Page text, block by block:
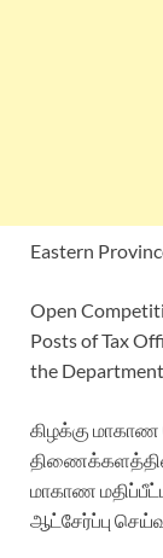
Eastern
Open
Posts of Tax
the
கிழக்கு
மாகாண
ஆட்சேர்ப்பு